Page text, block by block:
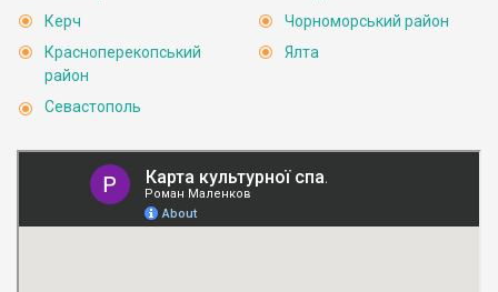
Керч
Красноперекопський
район
Севастополь
Чорноморський район
Ялта